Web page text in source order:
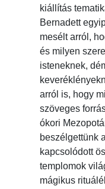
kiállítás
Bernadett
mesélt arról,
és milyen
isteneknek,
arról is, hogy
szöveges
ókori
beszélgettünk
kapcsolódott
templomok
mágikus